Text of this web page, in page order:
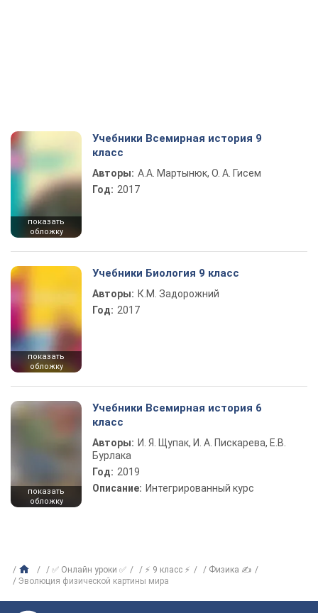
показать
обложку
Учебники Всемирная история 9
класс
Авторы: А.А. Мартынюк, О. А. Гисем
Год: 2017
показать
обложку
Учебники Биология 9 класс
Авторы: К.М. Задорожний
Год: 2017
показать
обложку
Учебники Всемирная история 6
класс
Авторы: И. Я. Щупак, И. А. Пискарева, Е.В.
Бурлака
Год: 2019
Описание: Интегрированный курс
✅ Онлайн уроки ✅ ⚡ 9 класс ⚡
Физика ✍
Эволюция физической картины мира